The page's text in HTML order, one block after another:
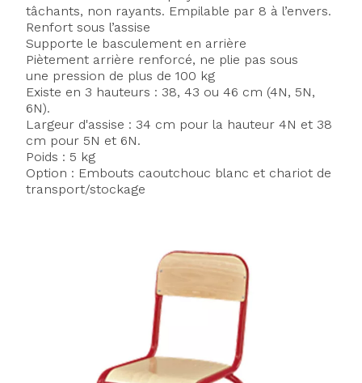
tâchants, non rayants. Empilable par 8 à l’envers.
Renfort sous l’assise
Supporte le basculement en arrière
Piètement arrière renforcé, ne plie pas sous
une pression de plus de 100 kg
Existe en 3 hauteurs : 38, 43 ou 46 cm (4N, 5N,
6N).
Largeur d'assise : 34 cm pour la hauteur 4N et 38
cm pour 5N et 6N.
Poids : 5 kg
Option : Embouts caoutchouc blanc et chariot de
transport/stockage